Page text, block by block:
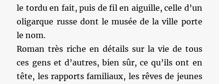
le tordu en fait, puis de fil en aiguille, celle d’un
oligarque russe dont le musée de la ville porte
le nom.
Roman très riche en détails sur la vie de tous
ces gens et d’autres, bien sûr, ce qu’ils ont en
tête, les rapports familiaux, les rêves de jeunes